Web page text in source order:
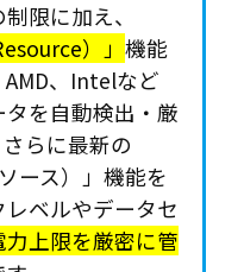
限に加え、
）」 機能
AMD、Intelなど
を自動検出・厳
らに最新の
ース）」機能を
ベルやデータセ
力上限を厳密に管